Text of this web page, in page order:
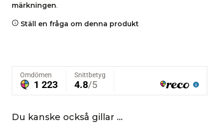
märkningen.
Ställ en fråga om denna produkt
Du kanske också gillar …